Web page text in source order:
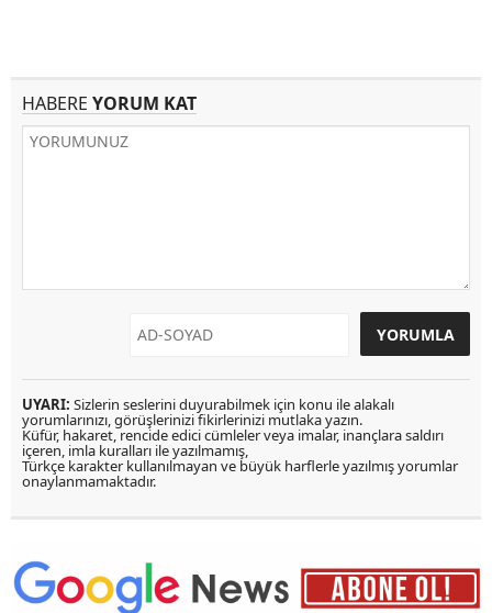
HABERE YORUM KAT
UYARI: Sizlerin seslerini duyurabilmek için konu ile alakalı
yorumlarınızı, görüşlerinizi fikirlerinizi mutlaka yazın.
Küfür, hakaret, rencide edici cümleler veya imalar, inançlara saldırı
içeren, imla kuralları ile yazılmamış,
Türkçe karakter kullanılmayan ve büyük harflerle yazılmış yorumlar
onaylanmamaktadır.